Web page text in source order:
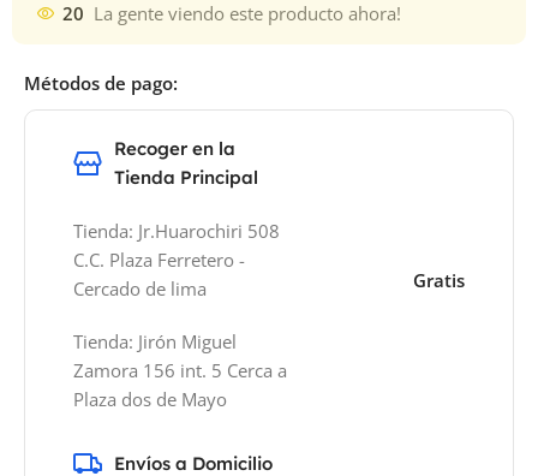
20 La gente viendo este producto ahora!
Métodos de pago:
Recoger en la
Tienda Principal
Tienda: Jr.Huarochiri 508
C.C. Plaza Ferretero -
Cercado de lima
Tienda: Jirón Miguel
Zamora 156 int. 5 Cerca a
Plaza dos de Mayo
Gratis
Envíos a Domicilio